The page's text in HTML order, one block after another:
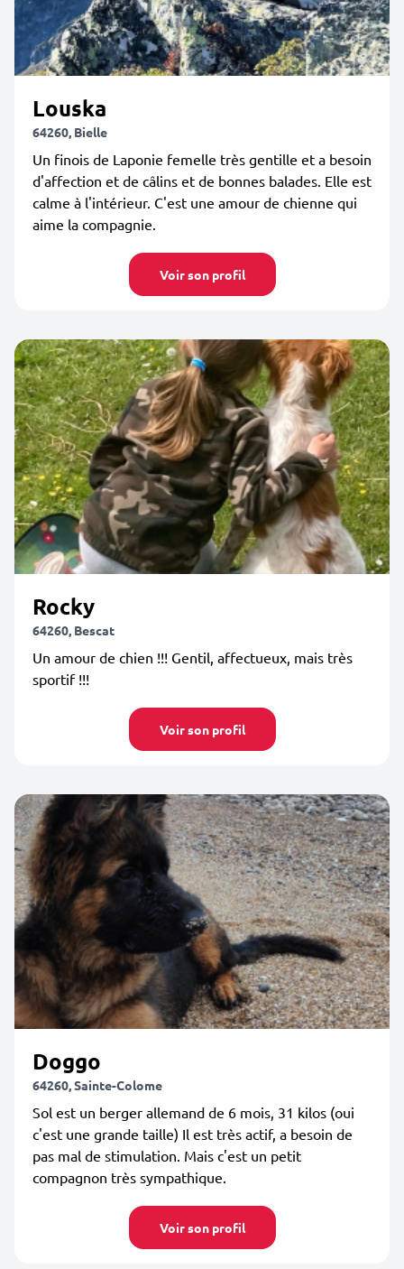
Louska
64260, Bielle
Un finois de Laponie femelle très gentille et a besoin
d'affection et de câlins et de bonnes balades. Elle est
calme à l'intérieur. C'est une amour de chienne qui
aime la compagnie.
Voir son profil
Rocky
64260, Bescat
Un amour de chien !!! Gentil, affectueux, mais très
sportif !!!
Voir son profil
Doggo
64260, Sainte-Colome
Sol est un berger allemand de 6 mois, 31 kilos (oui
c'est une grande taille) Il est très actif, a besoin de
pas mal de stimulation. Mais c'est un petit
compagnon très sympathique.
Voir son profil